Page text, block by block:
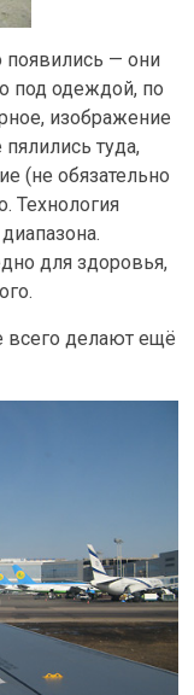
— они
под одеждой, по
изображение
туда,
(не обязательно
Технология
для здоровья,
всего делают ещё